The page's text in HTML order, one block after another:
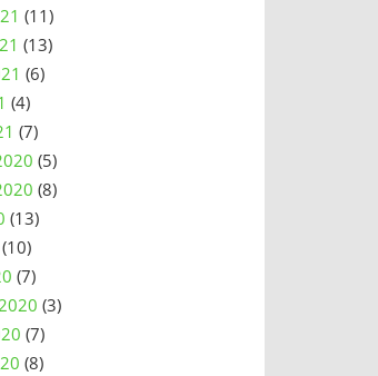
(11)
(13)
(6)
(4)
(7)
(5)
(8)
(13)
(10)
(7)
(3)
(7)
(8)